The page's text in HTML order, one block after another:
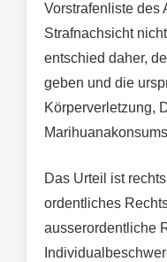
Vorstrafenliste des
Strafnachsicht
entschied daher,
geben und die
Körperverletzung,
Das Urteil ist
ordentliches
ausserordentliche